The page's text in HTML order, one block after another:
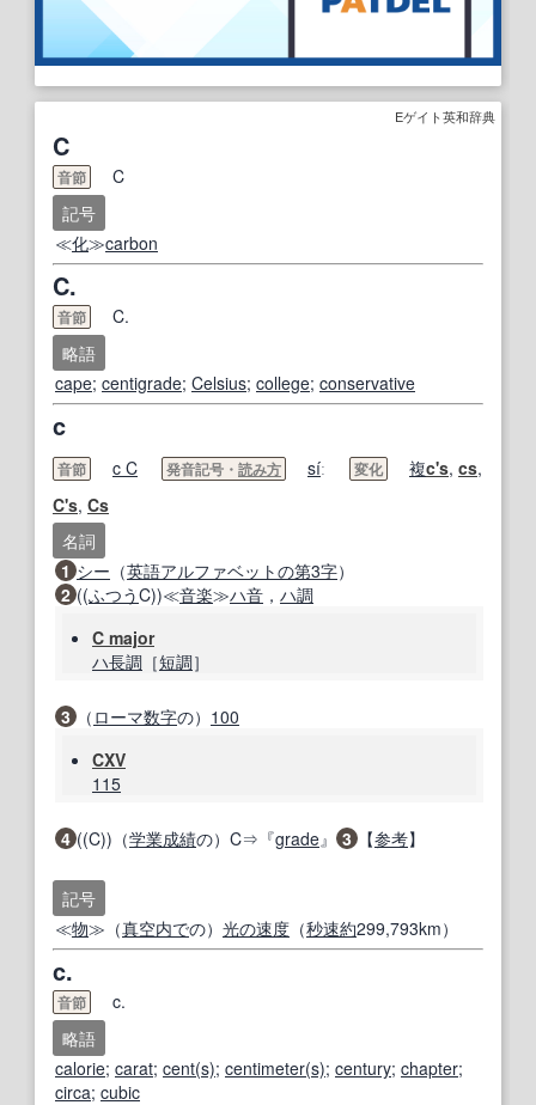
Eゲイト英和辞典
C
音節
C
記号
≪化≫carbon
C.
音節
C.
略語
cape; centigrade; Celsius; college; conservative
c
音節 c C 発音記号・ 読み方 síː 変化 複c's, cs,
C's, Cs
名詞
1 シー （英語アルファベットの第3字）
2 ((ふつうC))≪音楽≫ハ音 ， ハ調
C major
ハ長調 ［短調］
3 （ ローマ数字の） 100
CXV
115
4 ((C))（学業成績の）C⇒『grade』 3 【参考】
記号
≪物≫（真空内での） 光の速度 （秒速約299,793km）
c.
音節
c.
略語
calorie; carat; cent(s); centimeter(s); century; chapter;
circa; cubic